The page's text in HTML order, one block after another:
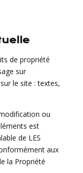
de propriété
sur
le site : textes,
ou
est
de LES
aux
la Propriété